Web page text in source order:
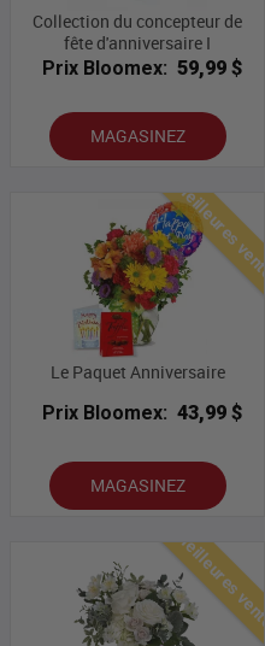
Collection du concepteur de
fête d'anniversaire I
Prix Bloomex: 59,99 $
MAGASINEZ
Meilleures ventes
Le Paquet Anniversaire
Prix Bloomex: 43,99 $
MAGASINEZ
Meilleures ventes